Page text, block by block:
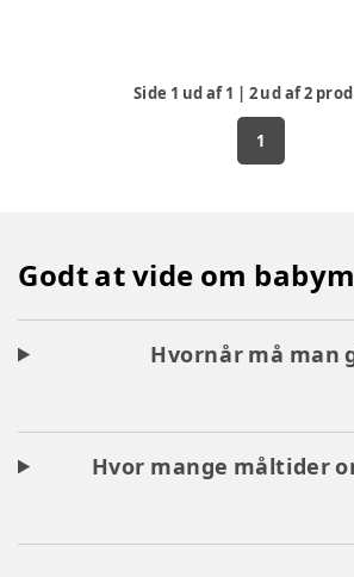
Side 1 ud af1 | 2ud af2
1
Godt at vide om
Hvornår må man
Hvor mange måltider